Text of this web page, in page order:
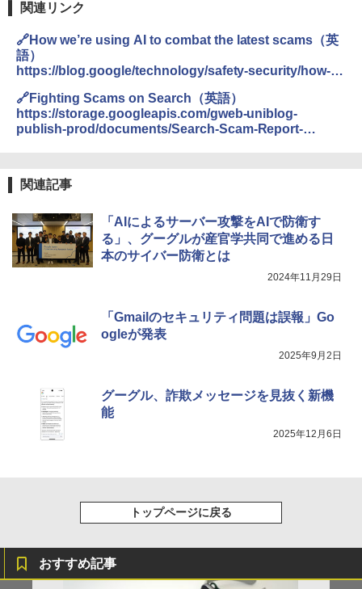
関連リンク
🔗How we’re using AI to combat the latest scams（英
語）
https://blog.google/technology/safety-security/how-
🔗Fighting Scams on Search（英語）
https://storage.googleapis.com/gweb-uniblog-
publish-prod/documents/Search-Scam-Report-
関連記事
「AIによるサーバー攻撃をAIで防衛す
る」、グーグルが産官学共同で進める日
本のサイバー防衛とは
2024年11月29日
「Gmailのセキュリティ問題は誤報」Go
ogleが発表
2025年9月2日
グーグル、詐欺メッセージを見抜く新機
能
2025年12月6日
トップページに戻る
おすすめ記事